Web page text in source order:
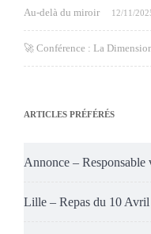
Au-delà du miroir
12/11/
🚀 Conférence : La
ARTICLES PRÉFÉRÉS
Annonce – Responsable
Lille – Repas du 10 Avril